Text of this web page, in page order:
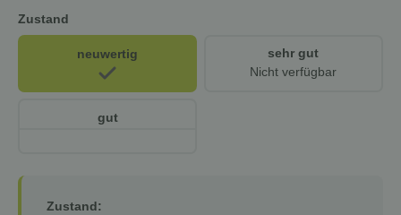
Zustand
neuwertig
sehr gut
Nicht verfügbar
gut
Zustand: